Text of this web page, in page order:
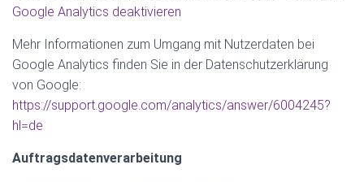
Google Analytics deaktivieren
Mehr Informationen zum Umgang mit Nutzerdaten bei
Google Analytics finden Sie in der Datenschutzerklärung
von Google:
https://support.google.com/analytics/answer/6004245?
hl=de
Auftragsdatenverarbeitung